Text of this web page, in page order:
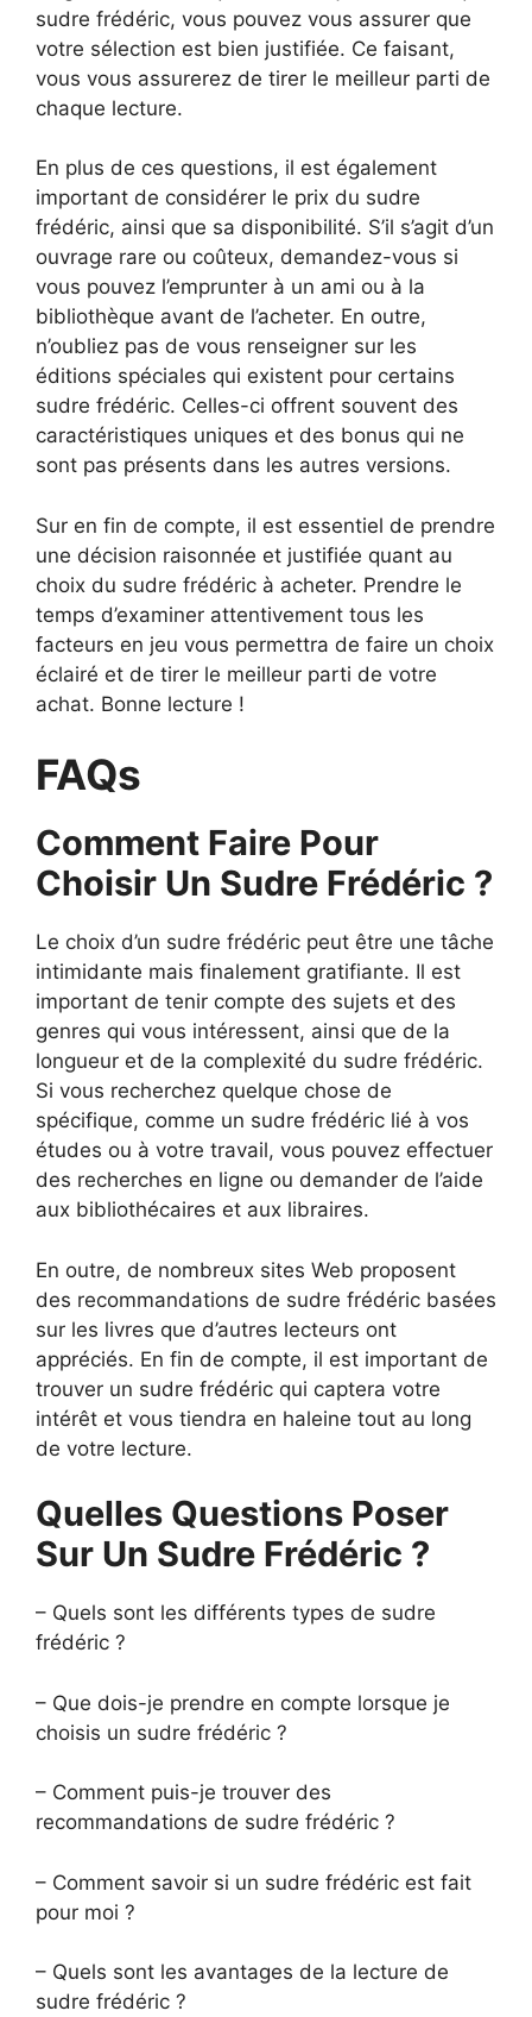
sudre frédéric, vous pouvez vous assurer que
votre sélection est bien justifiée. Ce faisant,
vous vous assurerez de tirer le meilleur parti de
chaque lecture.
En plus de ces questions, il est également
important de considérer le prix du sudre
frédéric, ainsi que sa disponibilité. S’il s’agit d’un
ouvrage rare ou coûteux, demandez-vous si
vous pouvez l’emprunter à un ami ou à la
bibliothèque avant de l’acheter. En outre,
n’oubliez pas de vous renseigner sur les
éditions spéciales qui existent pour certains
sudre frédéric. Celles-ci offrent souvent des
caractéristiques uniques et des bonus qui ne
sont pas présents dans les autres versions.
Sur en fin de compte, il est essentiel de prendre
une décision raisonnée et justifiée quant au
choix du sudre frédéric à acheter. Prendre le
temps d’examiner attentivement tous les
facteurs en jeu vous permettra de faire un choix
éclairé et de tirer le meilleur parti de votre
achat. Bonne lecture !
FAQs
Comment Faire Pour
Choisir Un Sudre Frédéric ?
Le choix d’un sudre frédéric peut être une tâche
intimidante mais finalement gratifiante. Il est
important de tenir compte des sujets et des
genres qui vous intéressent, ainsi que de la
longueur et de la complexité du sudre frédéric.
Si vous recherchez quelque chose de
spécifique, comme un sudre frédéric lié à vos
études ou à votre travail, vous pouvez effectuer
des recherches en ligne ou demander de l’aide
aux bibliothécaires et aux libraires.
En outre, de nombreux sites Web proposent
des recommandations de sudre frédéric basées
sur les livres que d’autres lecteurs ont
appréciés. En fin de compte, il est important de
trouver un sudre frédéric qui captera votre
intérêt et vous tiendra en haleine tout au long
de votre lecture.
Quelles Questions Poser
Sur Un Sudre Frédéric ?
– Quels sont les différents types de sudre
frédéric ?
– Que dois-je prendre en compte lorsque je
choisis un sudre frédéric ?
– Comment puis-je trouver des
recommandations de sudre frédéric ?
– Comment savoir si un sudre frédéric est fait
pour moi ?
– Quels sont les avantages de la lecture de
sudre frédéric ?